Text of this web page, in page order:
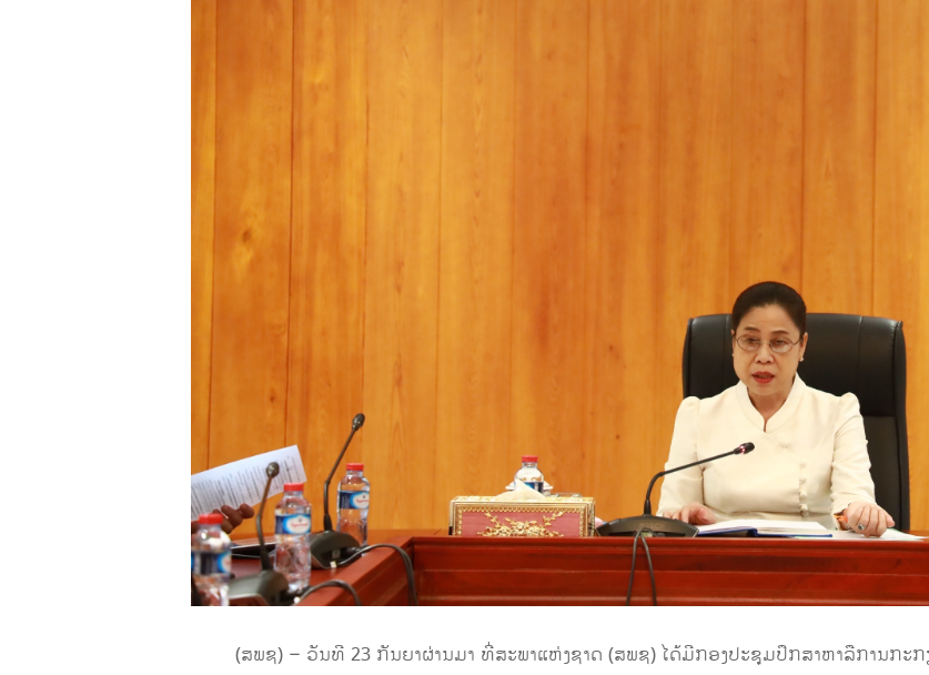
(ສພຊ) – ວັນທີ 23 ກັນຍາຜ່ານມາ ທີ່ສະພາແຫ່ງຊາດ (ສພຊ) ໄດ້ມີກອງປະຊຸມປຶກສາຫາລືການກະ